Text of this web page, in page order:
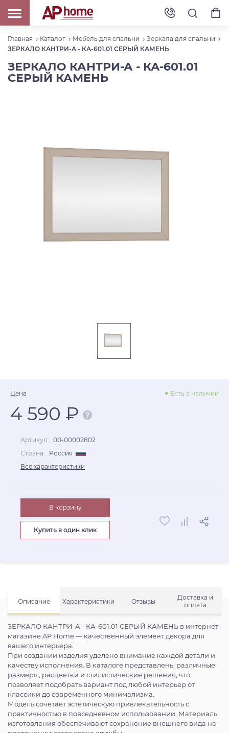
Главная Каталог Мебель для спальни
Зеркала для спальни
ЗЕРКАЛО КАНТРИ-А - КА-601.01 СЕРЫЙ КАМЕНЬ
ЗЕРКАЛО КАНТРИ-А - КА-601.01
СЕРЫЙ КАМЕНЬ
Описание Характеристики Отзывы
Доставка и
оплата
ЗЕРКАЛО КАНТРИ-А - КА-601.01 СЕРЫЙ КАМЕНЬ в интернет-
магазине AP Home — качественный элемент декора для
вашего интерьера.
При создании изделия уделено внимание каждой детали и
качеству исполнения. В каталоге представлены различные
размеры, расцветки и стилистические решения, что
позволяет подобрать вариант под любой интерьер от
классики до современного минимализма.
Модель сочетает эстетическую привлекательность с
практичностью в повседневном использовании. Материалы
изготовления обеспечивают сохранение внешнего вида на
Цена Есть в наличии
4 590 ₽
Артикул: 00-00002802
Страна:
Россия
Все характеристики
В корзину
Купить в один клик